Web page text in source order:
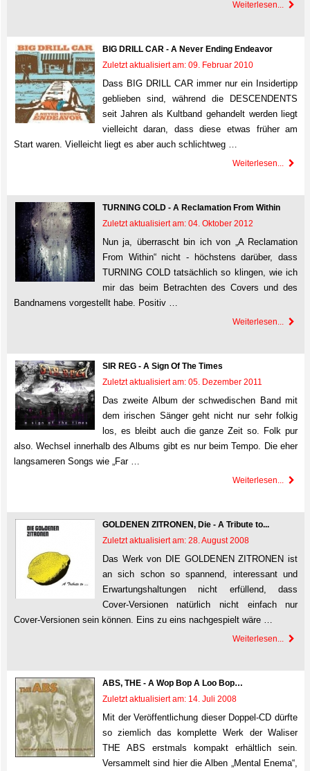
Weiterlesen...
BIG DRILL CAR - A Never Ending Endeavor
Zuletzt aktualisiert am: 09. Februar 2010
Dass BIG DRILL CAR immer nur ein Insidertipp
geblieben sind, während die DESCENDENTS
seit Jahren als Kultband gehandelt werden liegt
vielleicht daran, dass diese etwas früher am
Start waren. Vielleicht liegt es aber auch schlichtweg …
Weiterlesen...
TURNING COLD - A Reclamation From Within
Zuletzt aktualisiert am: 04. Oktober 2012
Nun ja, überrascht bin ich von „A Reclamation
From Within“ nicht - höchstens darüber, dass
TURNING COLD tatsächlich so klingen, wie ich
mir das beim Betrachten des Covers und des
Bandnamens vorgestellt habe. Positiv …
Weiterlesen...
SIR REG - A Sign Of The Times
Zuletzt aktualisiert am: 05. Dezember 2011
Das zweite Album der schwedischen Band mit
dem irischen Sänger geht nicht nur sehr folkig
los, es bleibt auch die ganze Zeit so. Folk pur
also. Wechsel innerhalb des Albums gibt es nur beim Tempo. Die eher
langsameren Songs wie „Far …
Weiterlesen...
GOLDENEN ZITRONEN, Die - A Tribute to...
Zuletzt aktualisiert am: 28. August 2008
Das Werk von DIE GOLDENEN ZITRONEN ist
an sich schon so spannend, interessant und
Erwartungshaltungen nicht erfüllend, dass
Cover-Versionen natürlich nicht einfach nur
Cover-Versionen sein können. Eins zu eins nachgespielt wäre …
Weiterlesen...
ABS, THE - A Wop Bop A Loo Bop…
Zuletzt aktualisiert am: 14. Juli 2008
Mit der Veröffentlichung dieser Doppel-CD dürfte
so ziemlich das komplette Werk der Waliser
THE ABS erstmals kompakt erhältlich sein.
Versammelt sind hier die Alben „Mental Enema“,